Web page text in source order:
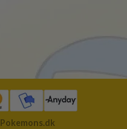
Pokemons.dk